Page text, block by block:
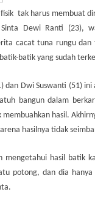
tak harus membuat
Sinta Dewi Ranti (23),
cacat tuna rungu
batik yang sudah
Dwi Suswanti (51) ini
bangun dalam
hasil.
hasilnya tidak
hasil batik
potong, dan dia hanya